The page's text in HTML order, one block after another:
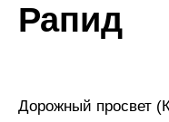
Рапид
Дорожный просвет